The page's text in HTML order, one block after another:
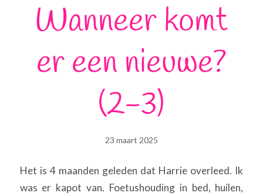
Wanneer komt
er een nieuwe?
(2-3)
23 maart 2025
Het is 4 maanden geleden dat Harrie overleed. Ik
was er kapot van. Foetushouding in bed, huilen,